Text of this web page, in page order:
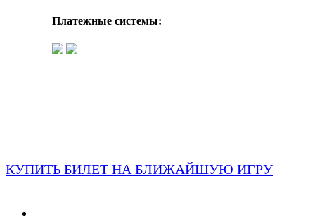
Платежные системы:
КУПИТЬ БИЛЕТ НА БЛИЖАЙШУЮ ИГРУ